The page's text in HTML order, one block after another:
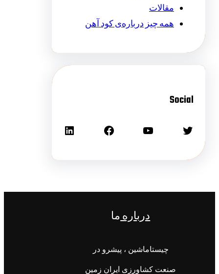
مقالات
همه چیز درباره‌ی کود آهن
Social
دربارهما
چیستاماشین ، پیشرو در
صنعت کشاورزی ایران زمین